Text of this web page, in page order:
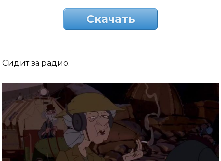
Скачать
Сидит за радио.